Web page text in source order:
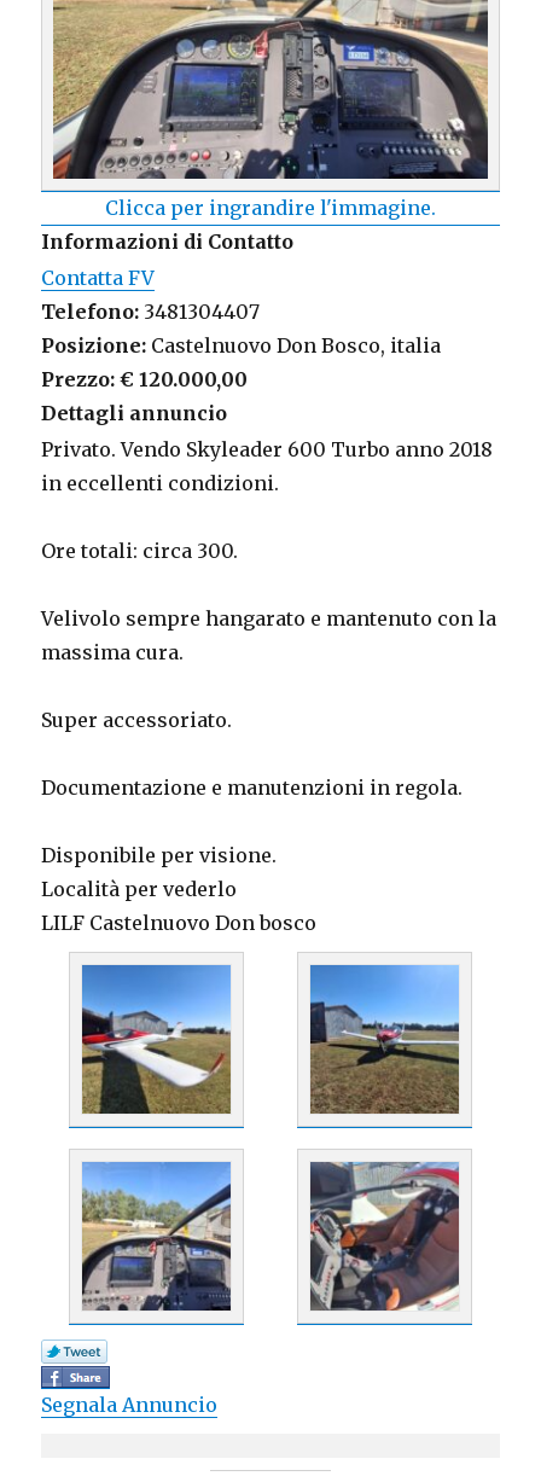
Clicca per ingrandire l'immagine.
Informazioni di Contatto
Contatta FV
Telefono: 3481304407
Posizione: Castelnuovo Don Bosco, italia
Prezzo: € 120.000,00
Dettagli annuncio
Privato. Vendo Skyleader 600 Turbo anno 2018
in eccellenti condizioni.
Ore totali: circa 300.
Velivolo sempre hangarato e mantenuto con la
massima cura.
Super accessoriato.
Documentazione e manutenzioni in regola.
Disponibile per visione.
Località per vederlo
LILF Castelnuovo Don bosco
Segnala Annuncio